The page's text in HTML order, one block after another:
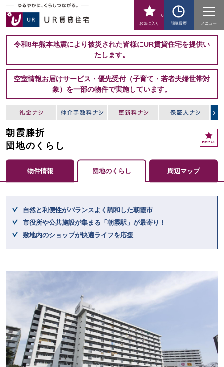
お気に入り
0
閲覧履歴
メニュー
令和8年熊本地震により被災された皆様にUR賃貸住宅を提供い
たします。
空室情報お届けサービス・優先受付（子育て・若者夫婦世帯対
象）を一部の物件で実施しています。
朝霞膝折
団地のくらし
お
気
入
り
物件情報 団地のくらし 周辺マップ
自然と利便性がバランスよく調和した朝霞市
市役所や公共施設が集まる「朝霞駅」が最寄り！
敷地内のショップが快適ライフを応援